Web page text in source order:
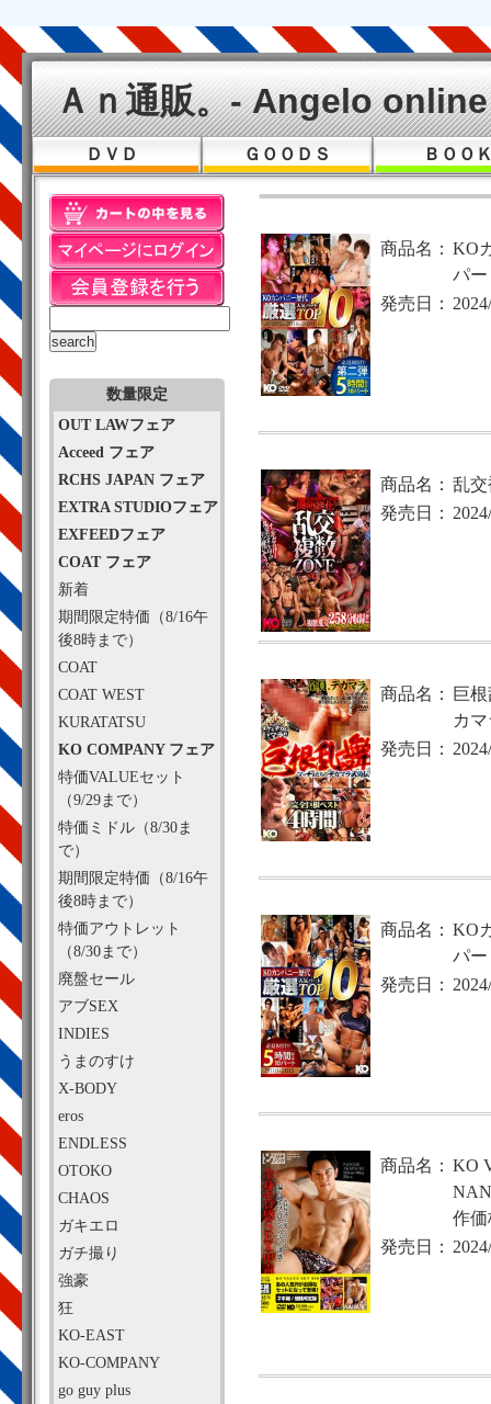
Ａｎ通販。- Angelo
ＤＶＤ ＧＯＯＤＳ ＢＯＯ
数量限定
OUT LAWフェア
Acceed フェア
RCHS JAPAN フェア
EXTRA STUDIOフェア
EXFEEDフェア
COAT フェア
新着
期間限定特価（8/16午
後8時まで）
COAT
COAT WEST
KURATATSU
KO COMPANY フェア
特価VALUEセット
（9/29まで）
特価ミドル（8/30ま
で）
期間限定特価（8/16午
後8時まで）
特価アウトレット
（8/30まで）
廃盤セール
アブSEX
INDIES
うまのすけ
X-BODY
eros
ENDLESS
OTOKO
CHAOS
ガキエロ
ガチ撮り
強豪
狂
KO-EAST
KO-COMPANY
go guy plus
商品名： KO
パー
発売日：
商品名： 乱
発売日：
商品名：
巨
カ
発売日：
商品名： KO
パー
発売日：
商品名： KO
作
発売日：